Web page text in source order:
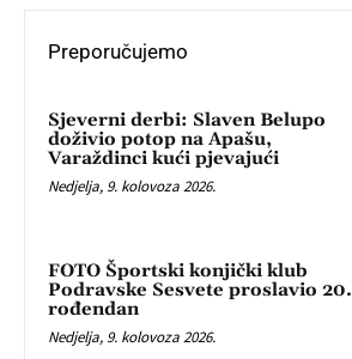
Preporučujemo
Sjeverni derbi: Slaven Belupo
doživio potop na Apašu,
Varaždinci kući pjevajući
Nedjelja, 9. kolovoza 2026.
FOTO Športski konjički klub
Podravske Sesvete proslavio 20.
rođendan
Nedjelja, 9. kolovoza 2026.